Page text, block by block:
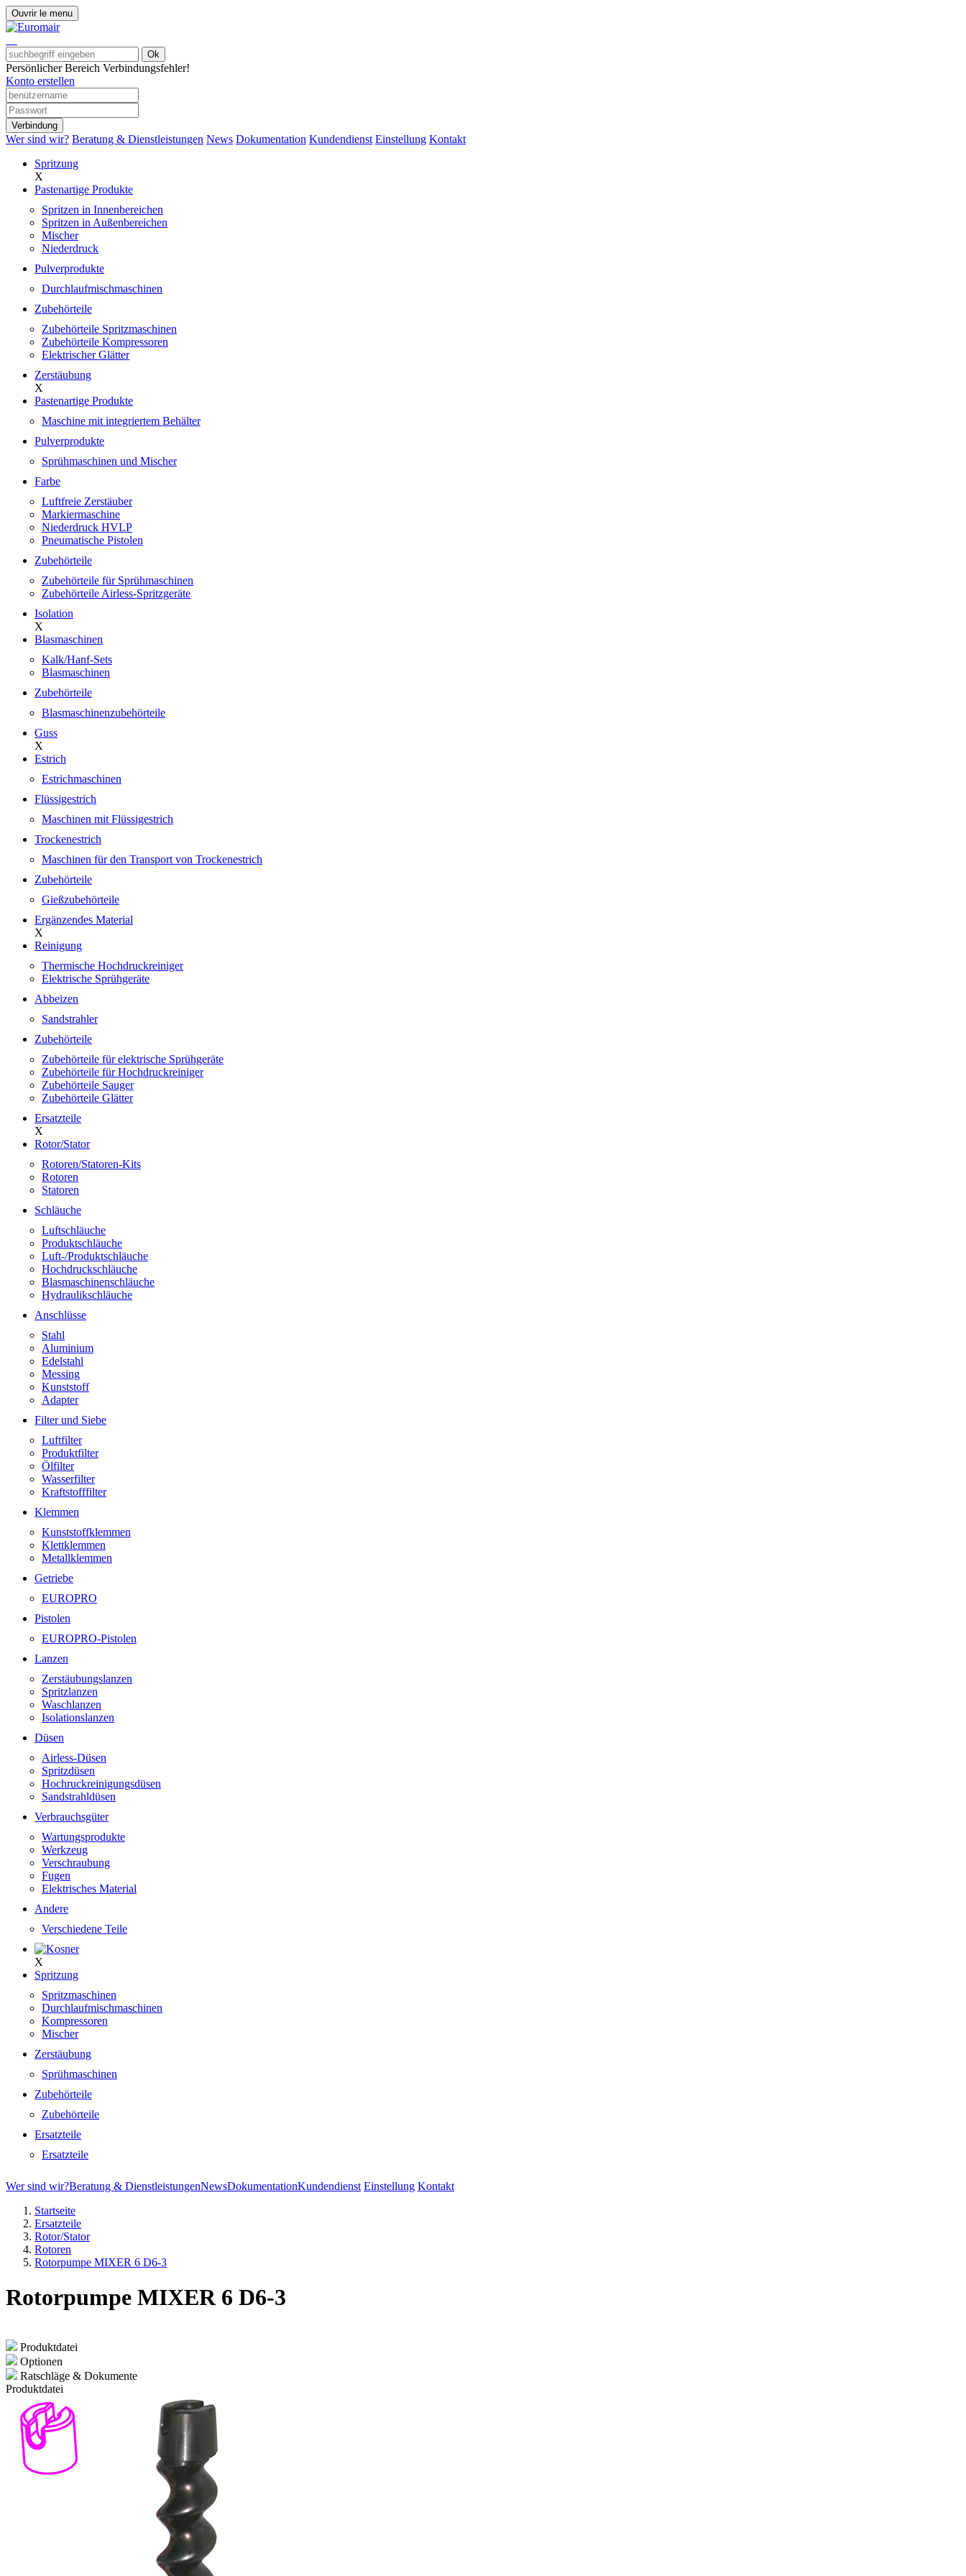
Ouvrir le menu
Ok
Persönlicher Bereich Verbindungsfehler!
Konto erstellen
Verbindung
Wer sind wir? Beratung & Dienstleistungen News Dokumentation Kundendienst Einstellung Kontakt
Spritzung
X
Pastenartige Produkte
Spritzen in Innenbereichen
Spritzen in Außenbereichen
Mischer
Niederdruck
Pulverprodukte
Durchlaufmischmaschinen
Zubehörteile
Zubehörteile Spritzmaschinen
Zubehörteile Kompressoren
Elektrischer Glätter
Zerstäubung
X
Pastenartige Produkte
Maschine mit integriertem Behälter
Pulverprodukte
Sprühmaschinen und Mischer
Farbe
Luftfreie Zerstäuber
Markiermaschine
Niederdruck HVLP
Pneumatische Pistolen
Zubehörteile
Zubehörteile für Sprühmaschinen
Zubehörteile Airless-Spritzgeräte
Isolation
X
Blasmaschinen
Kalk/Hanf-Sets
Blasmaschinen
Zubehörteile
Blasmaschinenzubehörteile
Guss
X
Estrich
Estrichmaschinen
Flüssigestrich
Maschinen mit Flüssigestrich
Trockenestrich
Maschinen für den Transport von Trockenestrich
Zubehörteile
Gießzubehörteile
Ergänzendes Material
X
Reinigung
Thermische Hochdruckreiniger
Elektrische Sprühgeräte
Abbeizen
Sandstrahler
Zubehörteile
Zubehörteile für elektrische Sprühgeräte
Zubehörteile für Hochdruckreiniger
Zubehörteile Sauger
Zubehörteile Glätter
Ersatzteile
X
Rotor/Stator
Rotoren/Statoren-Kits
Rotoren
Statoren
Schläuche
Luftschläuche
Produktschläuche
Luft-/Produktschläuche
Hochdruckschläuche
Blasmaschinenschläuche
Hydraulikschläuche
Anschlüsse
Stahl
Aluminium
Edelstahl
Messing
Kunststoff
Adapter
Filter und Siebe
Luftfilter
Produktfilter
Ölfilter
Wasserfilter
Kraftstofffilter
Klemmen
Kunststoffklemmen
Klettklemmen
Metallklemmen
Getriebe
EUROPRO
Pistolen
EUROPRO-Pistolen
Lanzen
Zerstäubungslanzen
Spritzlanzen
Waschlanzen
Isolationslanzen
Düsen
Airless-Düsen
Spritzdüsen
Hochruckreinigungsdüsen
Sandstrahldüsen
Verbrauchsgüter
Wartungsprodukte
Werkzeug
Verschraubung
Fugen
Elektrisches Material
Andere
Verschiedene Teile
X
Spritzung
Spritzmaschinen
Durchlaufmischmaschinen
Kompressoren
Mischer
Zerstäubung
Sprühmaschinen
Zubehörteile
Zubehörteile
Ersatzteile
Ersatzteile
Wer sind wir?Beratung & DienstleistungenNewsDokumentationKundendienst Einstellung Kontakt
Startseite
Ersatzteile
Rotor/Stator
Rotoren
Rotorpumpe MIXER 6 D6-3
Rotorpumpe MIXER 6 D6-3
Produktdatei
Optionen
Ratschläge & Dokumente
Produktdatei